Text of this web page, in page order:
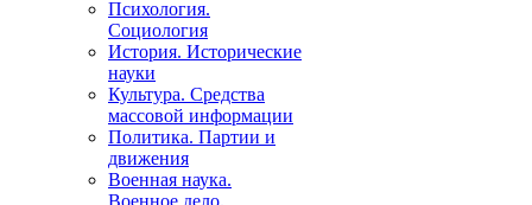
Психология.
Социология
История. Исторические
науки
Культура. Средства
массовой информации
Политика. Партии и
движения
Военная наука.
Военное дело.